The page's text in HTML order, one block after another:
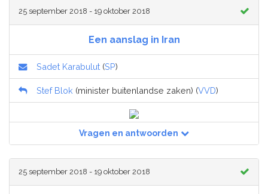
25 september 2018 - 19 oktober 2018
Een aanslag in Iran
Sadet Karabulut (SP)
Stef Blok (minister buitenlandse zaken) (VVD)
Vragen en antwoorden
25 september 2018 - 19 oktober 2018